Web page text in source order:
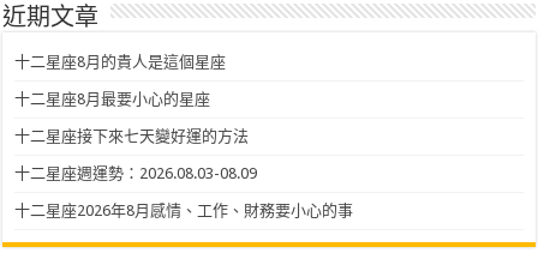
近期文章
十二星座8月的貴人是這個星座
十二星座8月最要小心的星座
十二星座接下來七天變好運的方法
十二星座週運勢：2026.08.03-08.09
十二星座2026年8月感情、工作、財務要小心的事